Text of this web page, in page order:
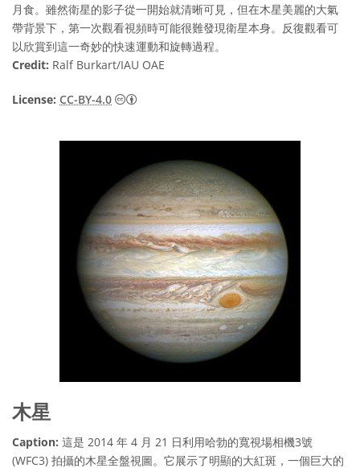
月食。雖然衛星的影子從一開始就清晰可見，但在木星美麗的大氣
帶背景下，第一次觀看視頻時可能很難發現衛星本身。反復觀看可
以欣賞到這一奇妙的快速運動和旋轉過程。
Credit: Ralf Burkart/IAU OAE
License: CC-BY-4.0 Creative Commons 姓名標示 4.0 國際 (CC
木星
Caption: 這是 2014 年 4 月 21 日利用哈勃的寬視場相機3號
(WFC3) 拍攝的木星全盤視圖。它展示了明顯的大紅斑，一個巨大的